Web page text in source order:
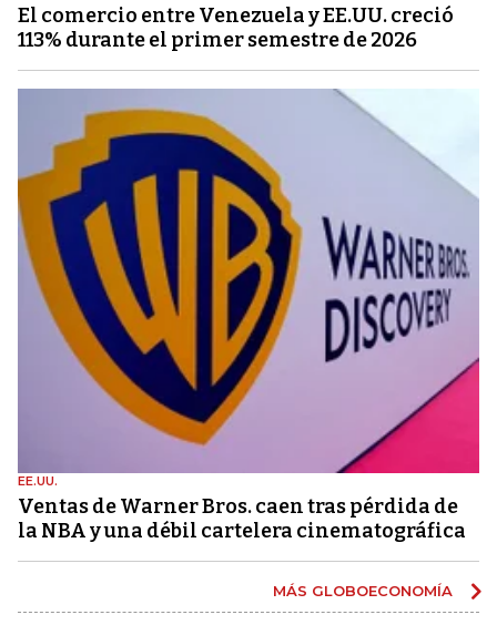
El comercio entre Venezuela y EE.UU. creció
113% durante el primer semestre de 2026
EE.UU.
Ventas de Warner Bros. caen tras pérdida de
la NBA y una débil cartelera cinematográfica
MÁS GLOBOECONOMÍA